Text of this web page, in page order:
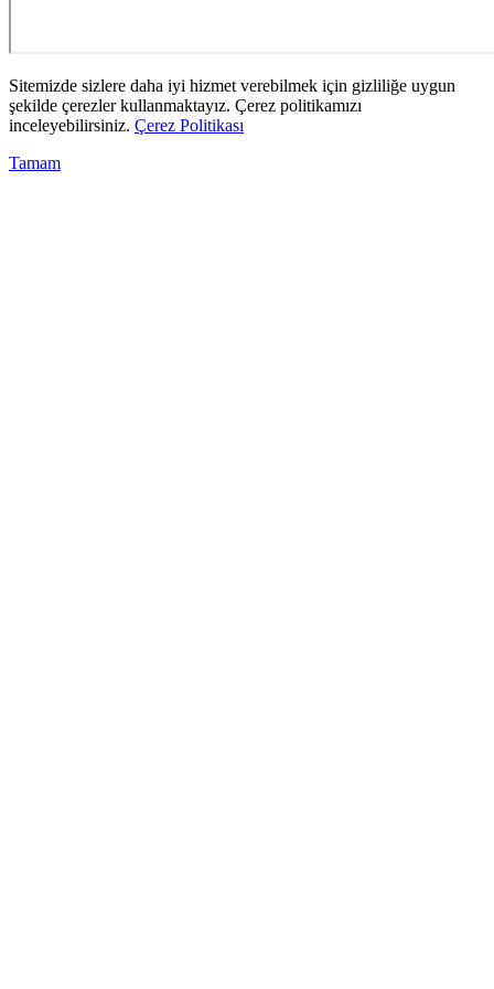
Sitemizde sizlere daha iyi hizmet verebilmek için gizliliğe uygun
şekilde çerezler kullanmaktayız. Çerez politikamızı
inceleyebilirsiniz. Çerez Politikası
Tamam